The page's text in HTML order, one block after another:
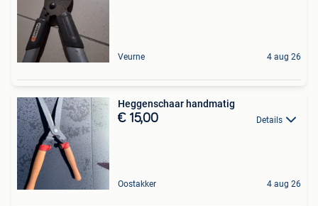
Veurne 4 aug 26
Heggenschaar handmatig
€ 15,00 Details
Oostakker 4 aug 26